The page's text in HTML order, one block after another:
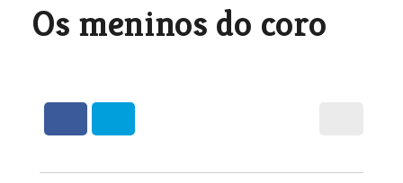
Os meninos do coro